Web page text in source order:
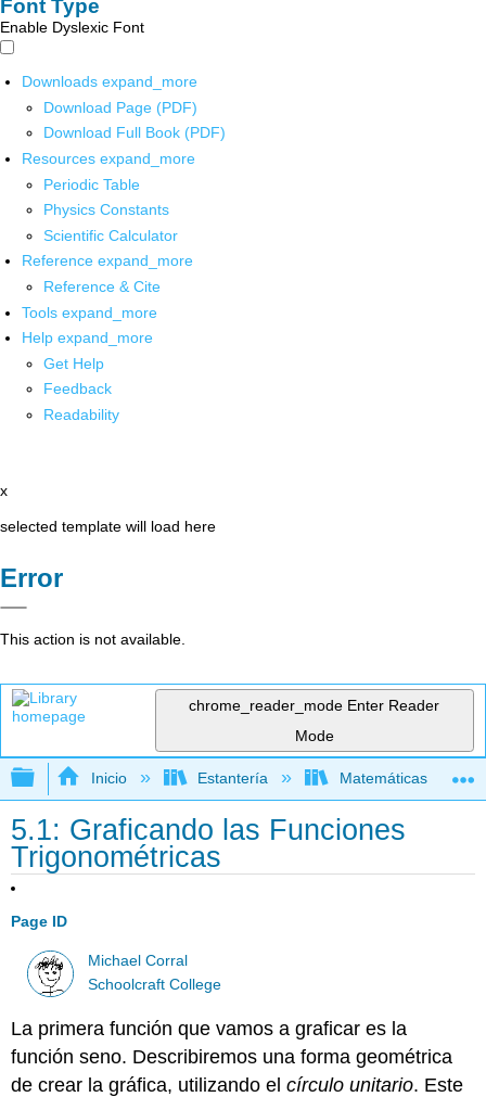
Font Type
Enable Dyslexic Font
Downloads expand_more
Download Page (PDF)
Download Full Book (PDF)
Resources expand_more
Periodic Table
Physics Constants
Scientific Calculator
Reference expand_more
Reference & Cite
Tools expand_more
Help expand_more
Get Help
Feedback
Readability
x
selected template will load here
Error
This action is not available.
chrome_reader_mode Enter Reader
Mode
Expandir/contraer jerarquía global
Inicio Estantería Matemáticas
5.1: Graficando las Funciones
Trigonométricas
Page ID
Michael Corral
Schoolcraft College
La primera función que vamos a graficar es la
función seno. Describiremos una forma geométrica
de crear la gráfica, utilizando elcírculo unitario. Este